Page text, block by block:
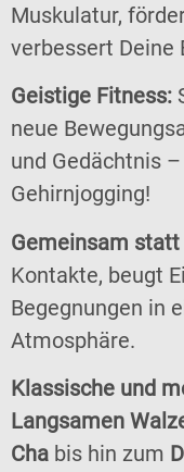
Muskulatur,
verbessert Deine
Geistige Fitness:
neue
und Gedächtnis
Gehirnjogging!
Gemeinsam
Kontakte, beugt
Begegnungen in
Atmosphäre.
Klassische und
Langsamen
Cha bis hin zum